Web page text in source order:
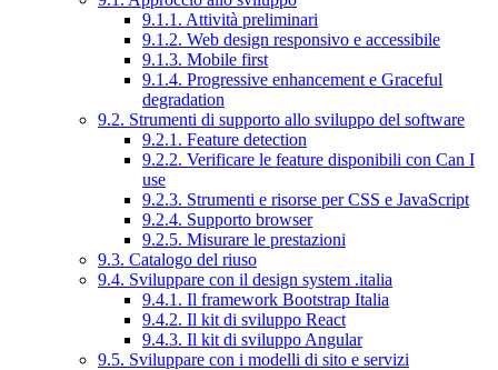
9.1.1. Attività preliminari
9.1.2. Web design responsivo e accessibile
9.1.3. Mobile first
9.1.4. Progressive enhancement e Graceful
degradation
9.2. Strumenti di supporto allo sviluppo del software
9.2.1. Feature detection
9.2.2. Verificare le feature disponibili con Can I
use
9.2.3. Strumenti e risorse per CSS e JavaScript
9.2.4. Supporto browser
9.2.5. Misurare le prestazioni
9.3. Catalogo del riuso
9.4. Sviluppare con il design system .italia
9.4.1. Il framework Bootstrap Italia
9.4.2. Il kit di sviluppo React
9.4.3. Il kit di sviluppo Angular
9.5. Sviluppare con i modelli di sito e servizi